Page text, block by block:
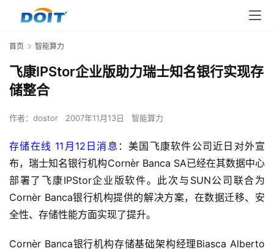
首页 智能算力
飞康IPStor企业版助力瑞士知名银行实现存
储整合
作者： dostor 2007年11月13日 智能算力
存储在线 11月12日消息 ：美国飞康软件公司近日对外宣
布，瑞士知名银行机构Cornèr Banca SA已经在其数据中心
部署了飞康IPStor企业版软件。此次与SUN公司联合为
Cornèr Banca银行机构提供的解决方案，在数据迁移、安
全性、存储性能方面实现了提升。
Cornèr Banca银行机构存储基础架构经理Biasca Alberto